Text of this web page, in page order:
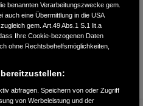
benannten Verarbeitungszwecke gem.
auch eine Übermittlung in die USA
gem. Art.49 Abs.1 S.1 lit.a
Ihre Cookie-bezogenen Daten
ohne Rechtsbehelfsmöglichkeiten,
abfragen. Speichern von oder Zugriff
von Werbeleistung und der